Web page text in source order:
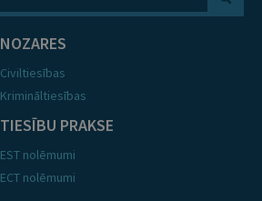
NOZARES
Civiltiesības
Krimināltiesības
TIESĪBU PRAKSE
EST nolēmumi
ECT nolēmumi